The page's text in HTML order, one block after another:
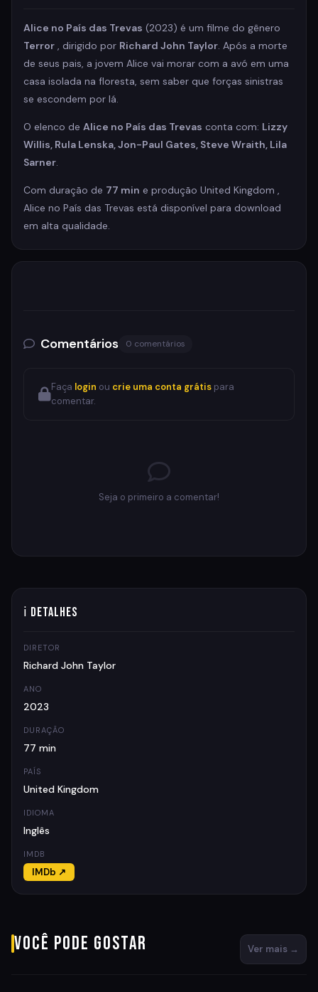
Alice no País das Trevas (2023) é um filme do gênero
Terror , dirigido por Richard John Taylor. Após a morte
de seus pais, a jovem Alice vai morar com a avó em uma
casa isolada na floresta, sem saber que forças sinistras
se escondem por lá.
O elenco de Alice no País das Trevas conta com: Lizzy
Willis, Rula Lenska, Jon-Paul Gates, Steve Wraith, Lila
Sarner.
Com duração de 77 min e produção United Kingdom ,
Alice no País das Trevas está disponível para download
em alta qualidade.
Comentários 0 comentários
Faça login ou crie uma conta grátis para
comentar.
Seja o primeiro a comentar!
ℹ Detalhes
DIRETOR
Richard John Taylor
ANO
2023
DURAÇÃO
77 min
PAÍS
United Kingdom
IDIOMA
Inglês
IMDB
IMDb ↗
Você pode gostar Ver mais →